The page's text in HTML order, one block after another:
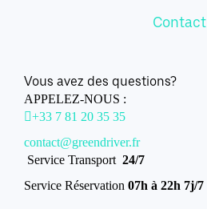
Contact
Vous avez des questions?
APPELEZ-NOUS :
+33 7 81 20 35 35
contact@greendriver.fr
Service Transport 24/7
Service Réservation 07h à 22h 7j/7